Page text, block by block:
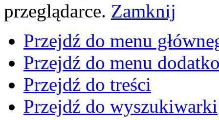
przeglądarce. Zamknij
Przejdź do menu
Przejdź do menu
Przejdź do treści
Przejdź do wyszukiwarki